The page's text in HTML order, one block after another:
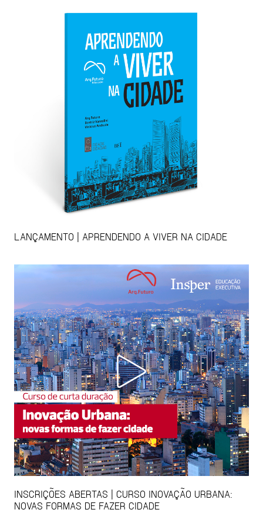
LANÇAMENTO | APRENDENDO A VIVER NA CIDADE
INSCRIÇÕES ABERTAS | CURSO INOVAÇÃO URBANA:
NOVAS FORMAS DE FAZER CIDADE